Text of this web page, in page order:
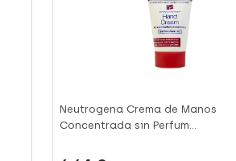
Neutrogena Crema de Manos
Concentrada sin Perfum...